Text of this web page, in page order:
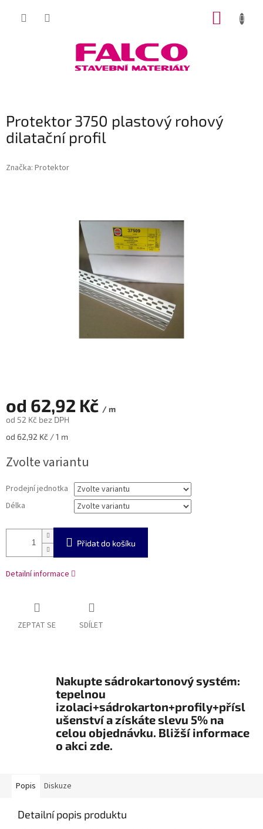
Protektor 3750 plastový rohový
dilatační profil
Značka: Protektor
od 62,92 Kč / m
od 52 Kč bez DPH
Měrná
od 62,92 Kč / 1 m
Zvolte variantu
Prodejní jednotka
Délka
Přidat do košíku
Detailní informace
ZEPTAT SE SDÍLET
Nakupte sádrokartonový systém:
tepelnou
izolaci+sádrokarton+profily+přísl
ušenství a získáte slevu 5% na
celou objednávku. Bližší informace
o akci zde.
Popis Diskuze
Detailní popis produktu